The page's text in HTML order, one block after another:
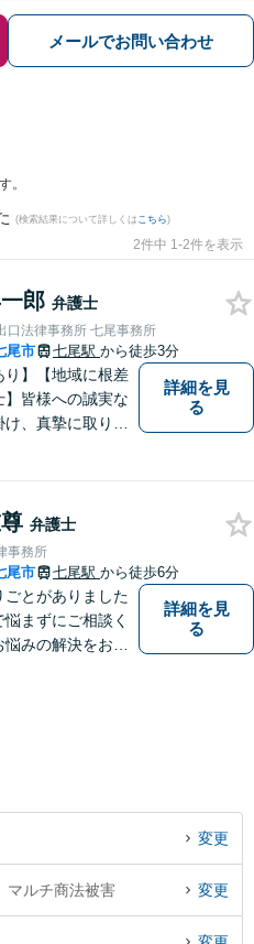
メールでお問い合わせ
。
(検索結果について詳しくは こちら)
2件中 1-2件を表示
郎 弁護士
口法律事務所 七尾事務所
尾市 七尾駅 から徒歩3分
り】【地域に根差
】皆様への誠実な
、真摯に取り組
を提供しており
うぞ宜しくお願
ます。
詳細を見
る
弁護士
事務所
尾市 七尾駅 から徒歩6分
ごとがありました
悩まずにご相談く
みの解決をお手
詳細を見
る
変更
マルチ商法被害 変更